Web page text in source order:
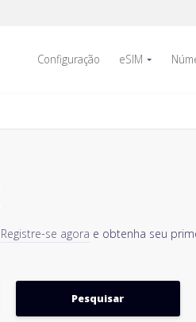
Configuração eSIM
Registre-se agora e obtenha seu